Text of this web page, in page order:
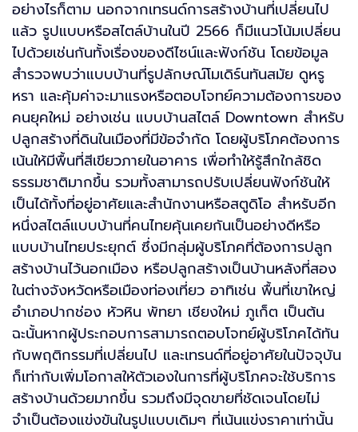
อย่างไรก็ตาม นอกจากเทรนด์การสร้างบ้านที่เปลี่ยนไป
แล้ว รูปแบบหรือสไตล์บ้านในปี 2566 ก็มีแนวโน้มเปลี่ยน
ไปด้วยเช่นกันทั้งเรื่องของดีไซน์และฟังก์ชัน โดยข้อมูล
สำรวจพบว่าแบบบ้านที่รูปลักษณ์โมเดิร์นทันสมัย ดูหรู
หรา และคุ้มค่าจะมาแรงหรือตอบโจทย์ความต้องการของ
คนยุคใหม่ อย่างเช่น แบบบ้านสไตล์ Downtown สำหรับ
ปลูกสร้างที่ดินในเมืองที่มีข้อจำกัด โดยผู้บริโภคต้องการ
เน้นให้มีพื้นที่สีเขียวภายในอาคาร เพื่อทำให้รู้สึกใกล้ชิด
ธรรมชาติมากขึ้น รวมทั้งสามารถปรับเปลี่ยนฟังก์ชันให้
เป็นได้ทั้งที่อยู่อาศัยและสำนักงานหรือสตูดิโอ สำหรับอีก
หนึ่งสไตล์แบบบ้านที่คนไทยคุ้นเคยกันเป็นอย่างดีหรือ
แบบบ้านไทยประยุกต์ ซึ่งมีกลุ่มผู้บริโภคที่ต้องการปลูก
สร้างบ้านไว้นอกเมือง หรือปลูกสร้างเป็นบ้านหลังที่สอง
ในต่างจังหวัดหรือเมืองท่องเที่ยว อาทิเช่น พื้นที่เขาใหญ่
อำเภอปากช่อง หัวหิน พัทยา เชียงใหม่ ภูเก็ต เป็นต้น
ฉะนั้นหากผู้ประกอบการสามารถตอบโจทย์ผู้บริโภคได้ทัน
กับพฤติกรรมที่เปลี่ยนไป และเทรนด์ที่อยู่อาศัยในปัจจุบัน
ก็เท่ากับเพิ่มโอกาสให้ตัวเองในการที่ผู้บริโภคจะใช้บริการ
สร้างบ้านด้วยมากขึ้น รวมถึงมีจุดขายที่ชัดเจนโดยไม่
จำเป็นต้องแข่งขันในรูปแบบเดิมๆ ที่เน้นแข่งราคาเท่านั้น